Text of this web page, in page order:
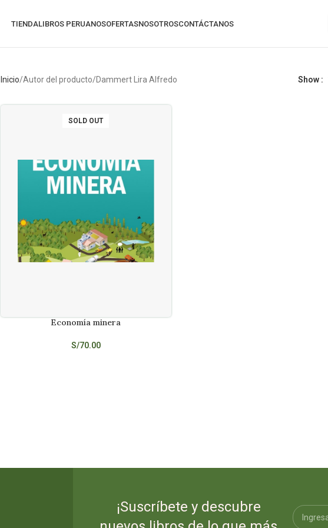
TIENDALIBROS PERUANOSOFERTASNOSOTROSCONTÁCTANOS
Inicio Autor del producto Dammert Lira Alfredo Show
SOLD OUT
Economía minera
S/70.00
¡Suscríbete y descubre